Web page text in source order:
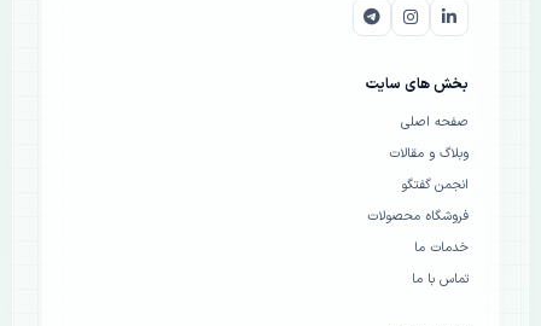
بخش های سایت
صفحه اصلی
وبلاگ و مقالات
انجمن گفتگو
فروشگاه محصولات
خدمات ما
تماس با ما